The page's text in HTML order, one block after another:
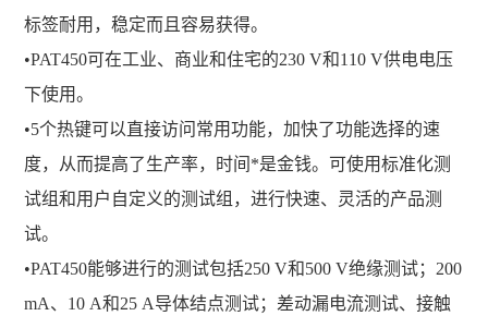
标签耐用，稳定而且容易获得。
•PAT450可在工业、商业和住宅的230 V和110 V供电电压
下使用。
•5个热键可以直接访问常用功能，加快了功能选择的速
度，从而提高了生产率，时间*是金钱。可使用标准化测
试组和用户自定义的测试组，进行快速、灵活的产品测
试。
•PAT450能够进行的测试包括250 V和500 V绝缘测试；200
mA、10 A和25 A导体结点测试；差动漏电流测试、接触